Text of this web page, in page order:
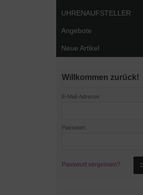
UHRENAUFSTELLER
Angebote
Neue Artikel
Willkommen zurück!
E-Mail-Adresse:
Passwort:
Passwort vergessen?